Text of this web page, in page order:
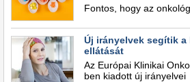
Fontos, hogy az
Új irányelvek segítik
ellátását
Az Európai Klinikai
ben kiadott új irányelvei